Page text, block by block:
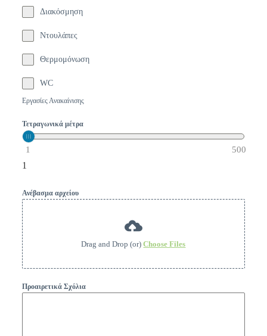
Διακόσμηση
Ντουλάπες
Θερμομόνωση
WC
Εργασίες Ανακαίνισης
Τετραγωνικά μέτρα
1 500
1
Ανέβασμα αρχείου
Drag and Drop (or)Choose Files
Προαιρετικά Σχόλια